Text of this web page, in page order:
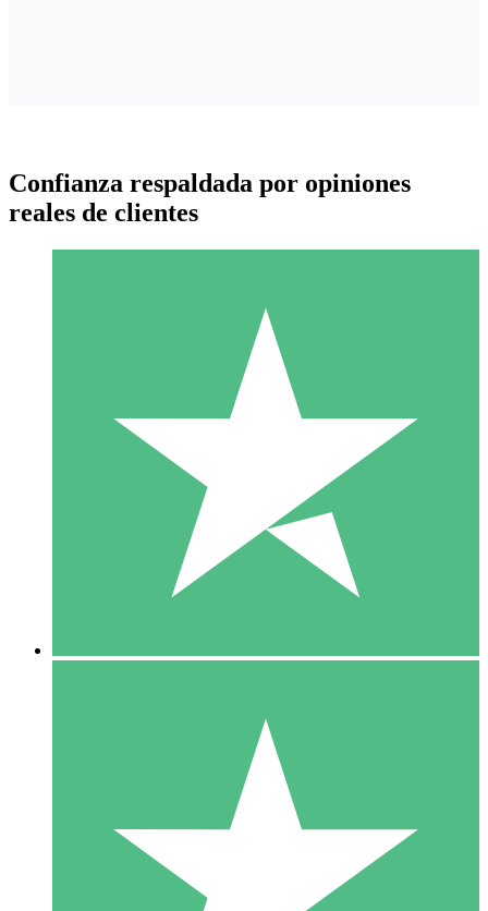
Paquetes de Créditos Individuales
Paga según el uso con créditos de descarga. Sin compromiso
10 00
10 Descargas
20 00
Confianza respaldada por opiniones
reales de clientes